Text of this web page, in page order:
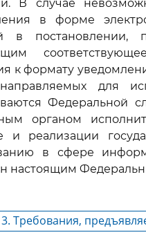
В случае
в форме
в постановлении,
к формату
для
Федеральной
органом
и реализации
в сфере
настоящим
Требования,